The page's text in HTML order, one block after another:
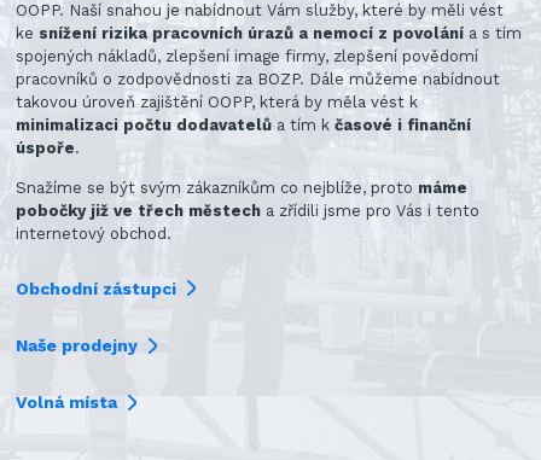
OOPP. Naší snahou je nabídnout Vám služby, které by měli vést
ke snížení rizika pracovních úrazů a nemocí z povolání a s tím
spojených nákladů, zlepšení image firmy, zlepšení povědomí
pracovníků o zodpovědnosti za BOZP. Dále můžeme nabídnout
takovou úroveň zajištění OOPP, která by měla vést k
minimalizaci počtu dodavatelů a tím kčasové i finanční
úspoře.
Snažíme se být svým zákazníkům co nejblíže, proto máme
pobočky již ve třech městech a zřídili jsme pro Vás i tento
internetový obchod.
Obchodní zástupci
Naše prodejny
Volná místa